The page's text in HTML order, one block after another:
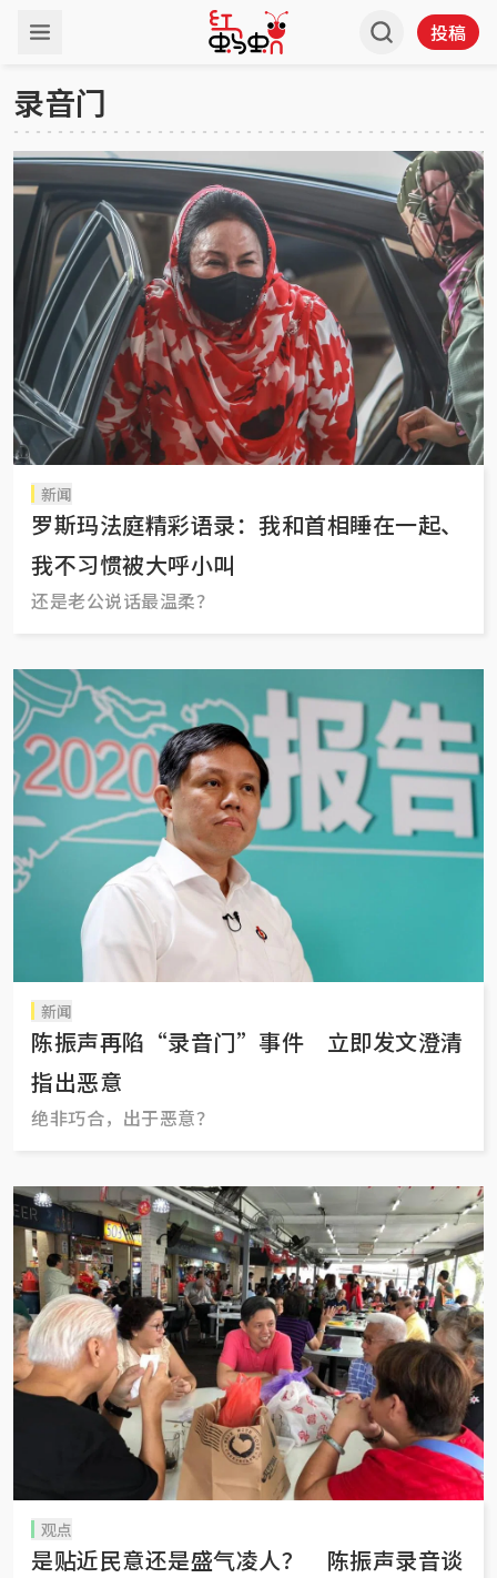
投稿
录音门
新闻
罗斯玛法庭精彩语录：我和首相睡在一起、
我不习惯被大呼小叫
还是老公说话最温柔？
新闻
陈振声再陷“录音门”事件 立即发文澄清
指出恶意
绝非巧合，出于恶意？
观点
是贴近民意还是盛气凌人？ 陈振声录音谈